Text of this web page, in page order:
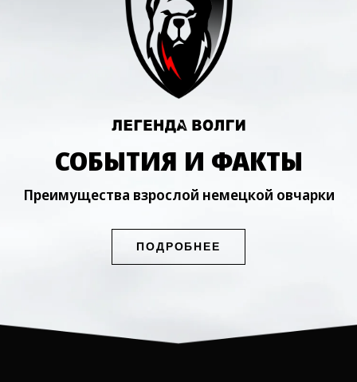
СОБЫТИЯ И ФАКТЫ
Преимущества взрослой немецкой овчарки
ПОДРОБНЕЕ